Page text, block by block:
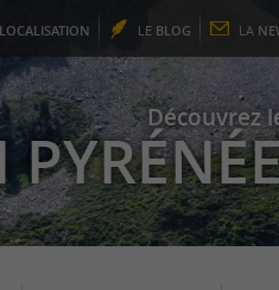
LOCALISATION LE BLOG LA
Découvrez